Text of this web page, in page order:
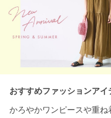
おすすめファッションアイ
かろやかワンピースや重